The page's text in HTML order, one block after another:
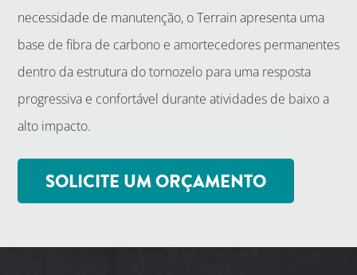
necessidade de manutenção, o Terrain apresenta uma
base de fibra de carbono e amortecedores permanentes
dentro da estrutura do tornozelo para uma resposta
progressiva e confortável durante atividades de baixo a
alto impacto.
SOLICITE UM ORÇAMENTO